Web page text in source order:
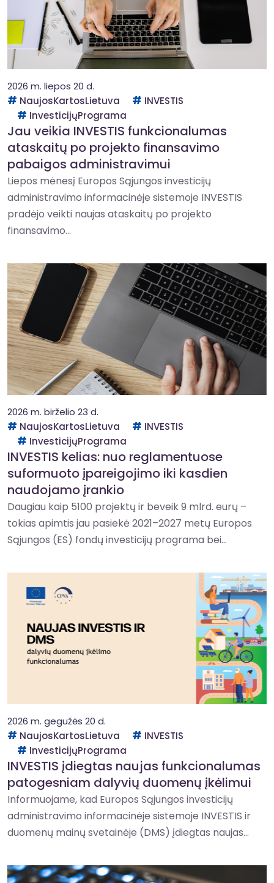
2026 m. liepos 20 d.
NaujosKartosLietuva
INVESTIS
InvesticijųPrograma
Jau veikia INVESTIS funkcionalumas
ataskaitų po projekto finansavimo
pabaigos administravimui
Liepos mėnesį Europos Sąjungos investicijų
administravimo informacinėje sistemoje INVESTIS
pradėjo veikti naujas ataskaitų po projekto
finansavimo...
2026 m. birželio 23 d.
NaujosKartosLietuva
INVESTIS
InvesticijųPrograma
INVESTIS kelias: nuo reglamentuose
suformuoto įpareigojimo iki kasdien
naudojamo įrankio
Daugiau kaip 5100 projektų ir beveik 9 mlrd. eurų –
tokias apimtis jau pasiekė 2021–2027 metų Europos
Sąjungos (ES) fondų investicijų programa bei...
2026 m. gegužės 20 d.
NaujosKartosLietuva
INVESTIS
InvesticijųPrograma
INVESTIS įdiegtas naujas funkcionalumas
patogesniam dalyvių duomenų įkėlimui
Informuojame, kad Europos Sąjungos investicijų
administravimo informacinėje sistemoje INVESTIS ir
duomenų mainų svetainėje (DMS) įdiegtas naujas...